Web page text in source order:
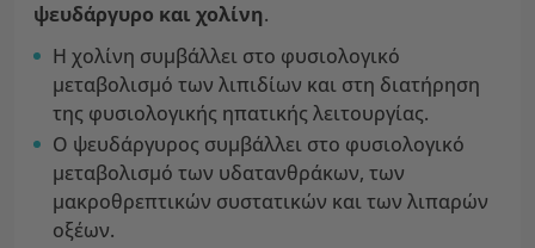
ψευδάργυρο και χολίνη.
Η χολίνη συμβάλλει στο φυσιολογικό
μεταβολισμό των λιπιδίων και στη διατήρηση
της φυσιολογικής ηπατικής λειτουργίας.
Ο ψευδάργυρος συμβάλλει στο φυσιολογικό
μεταβολισμό των υδατανθράκων, των
μακροθρεπτικών συστατικών και των λιπαρών
οξέων.